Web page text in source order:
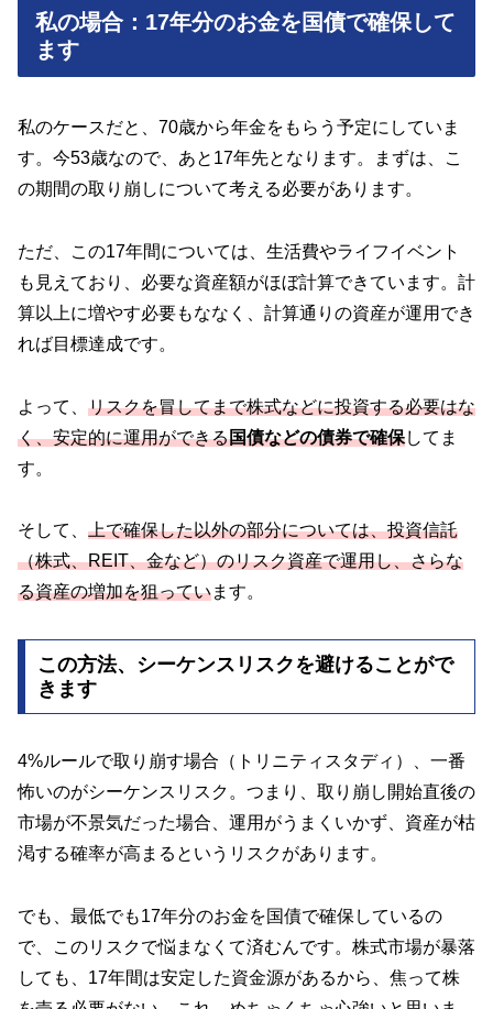
私の場合：17年分のお金を国債で確保して
ます
私のケースだと、70歳から年金をもらう予定にしていま
す。今53歳なので、あと17年先となります。まずは、こ
の期間の取り崩しについて考える必要があります。
ただ、この17年間については、生活費やライフイベント
も見えており、必要な資産額がほぼ計算できています。計
算以上に増やす必要もななく、計算通りの資産が運用でき
れば目標達成です。
よって、 リスクを冒してまで株式などに投資する必要はな
く、安定的に運用ができる国債などの債券で確保してま
す。
そして、 上で確保した以外の部分については、投資信託
（株式、REIT、金など）のリスク資産で運用し、さらな
る資産の増加を狙っています。
この方法、シーケンスリスクを避けることがで
きます
4%ルールで取り崩す場合（トリニティスタディ）、一番
怖いのがシーケンスリスク。つまり、取り崩し開始直後の
市場が不景気だった場合、運用がうまくいかず、資産が枯
渇する確率が高まるというリスクがあります。
でも、最低でも17年分のお金を国債で確保しているの
で、このリスクで悩まなくて済むんです。株式市場が暴落
しても、17年間は安定した資金源があるから、焦って株